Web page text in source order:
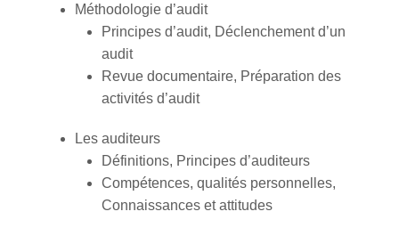
Méthodologie d’audit
Principes d’audit, Déclenchement d’un
audit
Revue documentaire, Préparation des
activités d’audit
Les auditeurs
Définitions, Principes d’auditeurs
Compétences, qualités personnelles,
Connaissances et attitudes